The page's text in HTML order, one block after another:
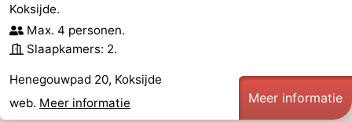
Koksijde.
Max. 4 personen.
Slaapkamers: 2.
Henegouwpad 20, Koksijde
web. Meer informatie Meer informatie